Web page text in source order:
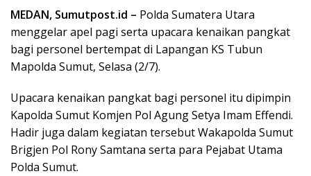
MEDAN, Sumutpost.id – Polda Sumatera Utara
menggelar apel pagi serta upacara kenaikan pangkat
bagi personel bertempat di Lapangan KS Tubun
Mapolda Sumut, Selasa (2/7).
Upacara kenaikan pangkat bagi personel itu dipimpin
Kapolda Sumut Komjen Pol Agung Setya Imam Effendi.
Hadir juga dalam kegiatan tersebut Wakapolda Sumut
Brigjen Pol Rony Samtana serta para Pejabat Utama
Polda Sumut.